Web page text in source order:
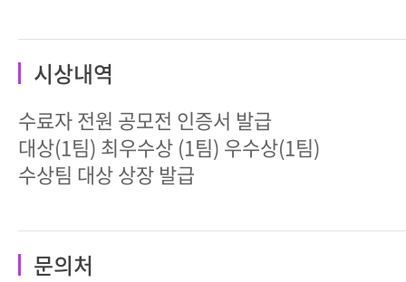
시상내역
수료자 전원 공모전 인증서 발급
대상(1팀) 최우수상 (1팀) 우수상(1팀)
수상팀 대상 상장 발급
문의처